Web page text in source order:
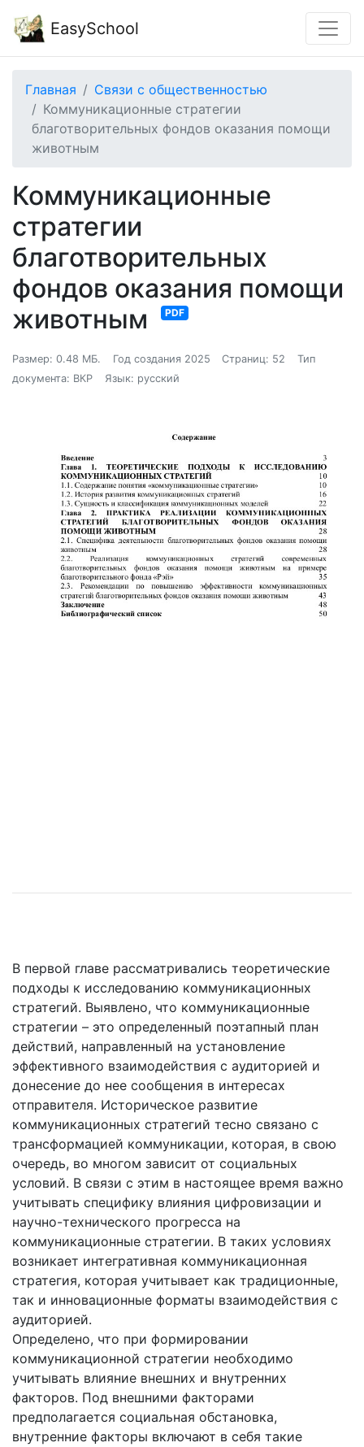
EasySchool
Главная
Связи с общественностью
Коммуникационные стратегии
благотворительных фондов оказания помощи
животным
Коммуникационные
стратегии
благотворительных
фондов оказания помощи
животным
PDF
Размер: 0.48 МБ. Год создания 2025 Страниц: 52
Тип
документа: ВКР
Язык: русский
В первой главе рассматривались теоретические
подходы к исследованию коммуникационных
стратегий. Выявлено, что коммуникационные
стратегии – это определенный поэтапный план
действий, направленный на установление
эффективного взаимодействия с аудиторией и
донесение до нее сообщения в интересах
отправителя. Историческое развитие
коммуникационных стратегий тесно связано с
трансформацией коммуникации, которая, в свою
очередь, во многом зависит от социальных
условий. В связи с этим в настоящее время важно
учитывать специфику влияния цифровизации и
научно-технического прогресса на
коммуникационные стратегии. В таких условиях
возникает интегративная коммуникационная
стратегия, которая учитывает как традиционные,
так и инновационные форматы взаимодействия с
аудиторией.
Определено, что при формировании
коммуникационной стратегии необходимо
учитывать влияние внешних и внутренних
факторов. Под внешними факторами
предполагается социальная обстановка,
внутренние факторы включают в себя такие